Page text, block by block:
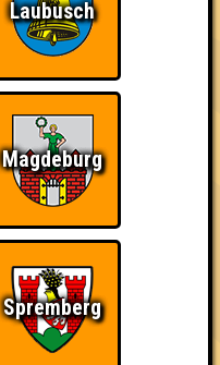
16 52
16 51
14 51
15 50
Laubusch
Magdeburg
Spremberg